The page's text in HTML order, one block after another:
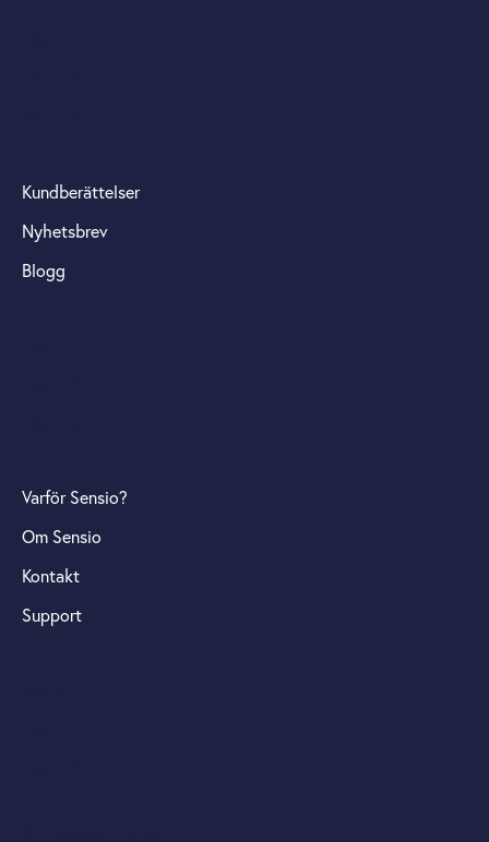
Kundberättelser
Nyhetsbrev
Blogg
Varför Sensio?
Om Sensio
Kontakt
Support